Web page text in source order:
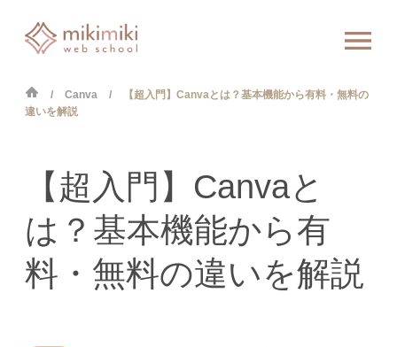
Canva
【超入門】Canvaとは？基本機能から有料・無料の
違いを解説
【超入門】Canvaと
は？基本機能から有
料・無料の違いを解説